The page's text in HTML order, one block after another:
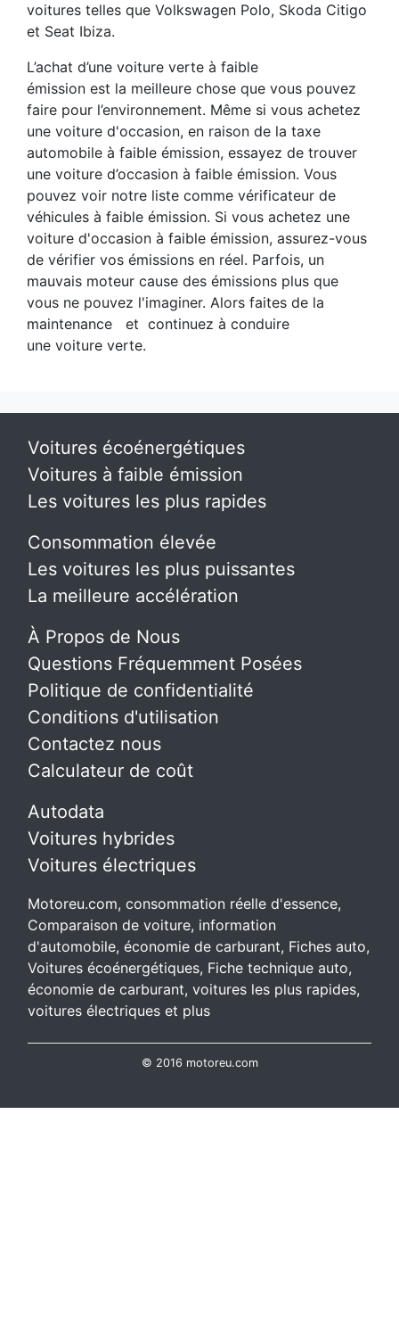
voitures telles que Volkswagen Polo, Skoda Citigo
et Seat Ibiza.
L’achat d’une voiture verte à faible
émission est la meilleure chose que vous pouvez
faire pour l’environnement. Même si vous achetez
une voiture d'occasion, en raison de la taxe
automobile à faible émission, essayez de trouver
une voiture d’occasion à faible émission. Vous
pouvez voir notre liste comme vérificateur de
véhicules à faible émission. Si vous achetez une
voiture d'occasion à faible émission, assurez-vous
de vérifier vos émissions en réel. Parfois, un
mauvais moteur cause des émissions plus que
vous ne pouvez l'imaginer. Alors faites de la
maintenance et continuez à conduire
une voiture verte.
Voitures écoénergétiques
Voitures à faible émission
Les voitures les plus rapides
Consommation élevée
Les voitures les plus puissantes
La meilleure accélération
À Propos de Nous
Questions Fréquemment Posées
Politique de confidentialité
Conditions d'utilisation
Contactez nous
Calculateur de coût
Autodata
Voitures hybrides
Voitures électriques
Motoreu.com, consommation réelle d'essence,
Comparaison de voiture, information
d'automobile, économie de carburant, Fiches auto,
Voitures écoénergétiques, Fiche technique auto,
économie de carburant, voitures les plus rapides,
voitures électriques et plus
© 2016 motoreu.com